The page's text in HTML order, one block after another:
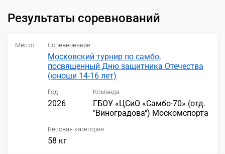
Результаты соревнований
Место Соревнование
Московский турнир по самбо,
посвященный Дню защитника Отечества
(юноши 14-16 лет)
Год
2026
Команда
ГБОУ «ЦСиО «Самбо-70» (отд.
"Виноградова") Москомспорта
Весовая категория
58 кг